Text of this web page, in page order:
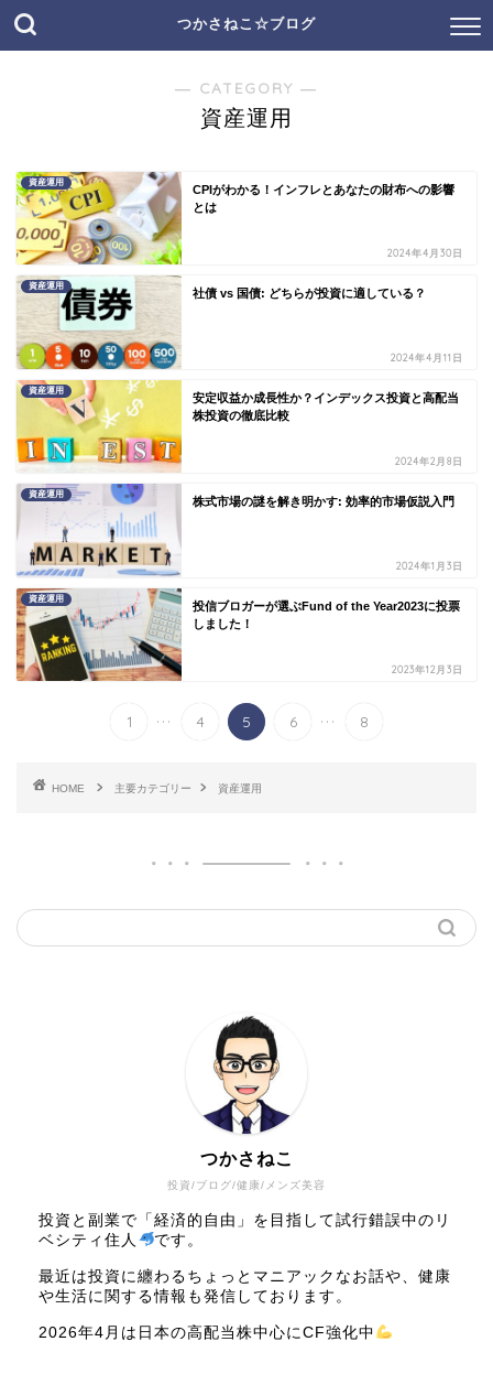
つかさねこ☆ブログ
― CATEGORY ―
資産運用
資産運用
CPIがわかる！インフレとあなたの財布への影響
とは
2024年4月30日
資産運用
社債 vs 国債: どちらが投資に適している？
2024年4月11日
資産運用
安定収益か成長性か？インデックス投資と高配当
株投資の徹底比較
2024年2月8日
資産運用
株式市場の謎を解き明かす: 効率的市場仮説入門
2024年1月3日
資産運用
投信ブロガーが選ぶFund of the Year2023に投票
しました！
2023年12月3日
1 ... 4 5 6 ... 8
HOME 主要カテゴリー 資産運用
投資/ブログ/健康/メンズ美容
つかさねこ
投資と副業で「経済的自由」を目指して試行錯誤中のリ
ベシティ住人
です。
最近は投資に纏わるちょっとマニアックなお話や、健康
や生活に関する情報も発信しております。
2026年4月は日本の高配当株中心にCF強化中